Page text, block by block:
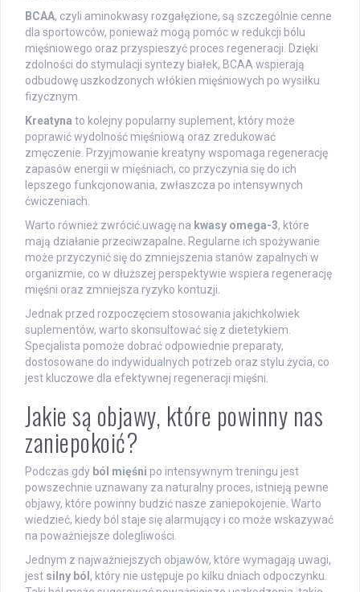
BCAA, czyli aminokwasy rozgałęzione, są szczególnie cenne
dla sportowców, ponieważ mogą pomóc w redukcji bólu
mięśniowego oraz przyspieszyć proces regeneracji. Dzięki
zdolności do stymulacji syntezy białek, BCAA wspierają
odbudowę uszkodzonych włókien mięśniowych po wysiłku
fizycznym.
Kreatyna to kolejny popularny suplement, który może
poprawić wydolność mięśniową oraz zredukować
zmęczenie. Przyjmowanie kreatyny wspomaga regenerację
zapasów energii w mięśniach, co przyczynia się do ich
lepszego funkcjonowania, zwłaszcza po intensywnych
ćwiczeniach.
Warto również zwrócić uwagę na kwasy omega-3, które
mają działanie przeciwzapalne. Regularne ich spożywanie
może przyczynić się do zmniejszenia stanów zapalnych w
organizmie, co w dłuższej perspektywie wspiera regenerację
mięśni oraz zmniejsza ryzyko kontuzji.
Jednak przed rozpoczęciem stosowania jakichkolwiek
suplementów, warto skonsultować się z dietetykiem.
Specjalista pomoże dobrać odpowiednie preparaty,
dostosowane do indywidualnych potrzeb oraz stylu życia, co
jest kluczowe dla efektywnej regeneracji mięśni.
Jakie są objawy, które powinny nas
zaniepokoić?
Podczas gdy ból mięśni po intensywnym treningu jest
powszechnie uznawany za naturalny proces, istnieją pewne
objawy, które powinny budzić nasze zaniepokojenie. Warto
wiedzieć, kiedy ból staje się alarmujący i co może wskazywać
na poważniejsze dolegliwości.
Jednym z najważniejszych objawów, które wymagają uwagi,
jest silny ból , który nie ustępuje po kilku dniach odpoczynku.